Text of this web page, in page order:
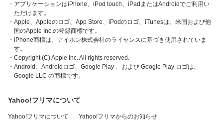
・アプリケーションはiPhone、iPod touch、iPadまたはAndroidでご利用い
ただけます。
・Apple、Appleのロゴ、App Store、iPodのロゴ、iTunesは、米国および他
国のApple Inc.の登録商標です。
・iPhone商標は、アイホン株式会社のライセンスに基づき使用されていま
す。
・Copyright (C) Apple Inc. All rights reserved.
・Android、Androidロゴ、Google Play 、および Google Play ロゴは、
Google LLC の商標です。
Yahoo!フリマについて
Yahoo!フリマについて Yahoo!フリマからのお知らせ